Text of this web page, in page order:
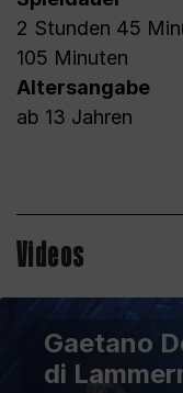
2 Stunden 45
105 Minuten
Altersangabe
ab 13 Jahren
Videos
Gaetano
di